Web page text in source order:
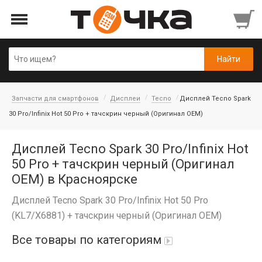
Запчасти для смартфонов Дисплеи Tecno
Дисплей Tecno Spark
30 Pro/Infinix Hot 50 Pro + тачскрин черный (Оригинал OEM)
Дисплей Tecno Spark 30 Pro/Infinix Hot
50 Pro + тачскрин черный (Оригинал
OEM) в Красноярске
Дисплей Tecno Spark 30 Pro/Infinix Hot 50 Pro
(KL7/X6881) + тачскрин черный (Оригинал OEM)
Все товары по категориям